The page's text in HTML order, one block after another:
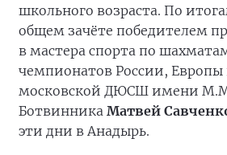
школьного возраста. По
общем зачёте победителем
в мастера спорта по
чемпионатов России,
московской ДЮСШ имени
Ботвинника Матвей
эти дни в Анадырь.